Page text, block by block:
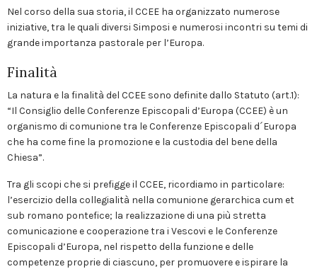
Nel corso della sua storia, il CCEE ha organizzato numerose
iniziative, tra le quali diversi Simposi e numerosi incontri su temi di
grande importanza pastorale per l’Europa.
Finalità
La natura e la finalità del CCEE sono definite dallo Statuto (art.1):
“Il Consiglio delle Conferenze Episcopali d’Europa (CCEE) è un
organismo di comunione tra le Conferenze Episcopali d´Europa
che ha come fine la promozione e la custodia del bene della
Chiesa”.
Tra gli scopi che si prefigge il CCEE, ricordiamo in particolare:
l’esercizio della collegialità nella comunione gerarchica cum et
sub romano pontefice; la realizzazione di una più stretta
comunicazione e cooperazione tra i Vescovi e le Conferenze
Episcopali d’Europa, nel rispetto della funzione e delle
competenze proprie di ciascuno, per promuovere e ispirare la